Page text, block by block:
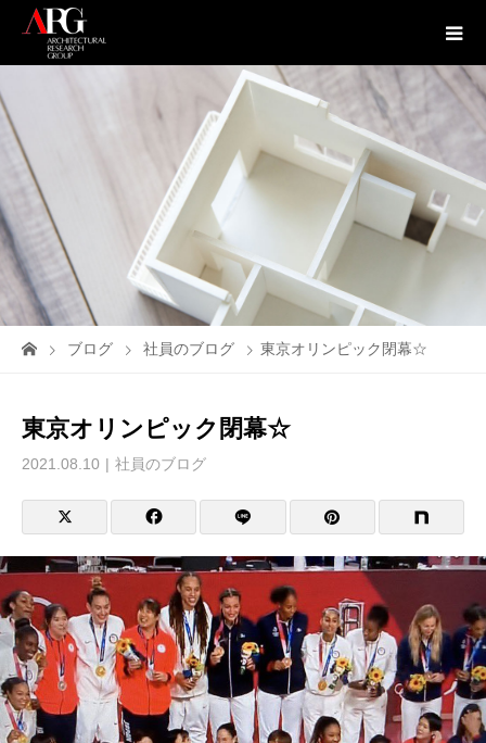
ブログ 社員のブログ 東京オリンピック閉幕☆
東京オリンピック閉幕☆
2021.08.10 社員のブログ